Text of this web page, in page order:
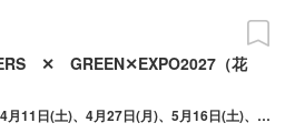
✕ GREEN✕EXPO2027（花
2026年4月4日(土)、4月5日(日)、4月11日(土)、4月27日(月)、5月16日(土)、5月30日(土)、6月13日(土)、7月4日(土)、7月18日(土)、8月9日(日)、9月5日(土)、9月20日(日) ※2026年10月以降の日程は8月をめどに公式サイトからお知らせがあります。